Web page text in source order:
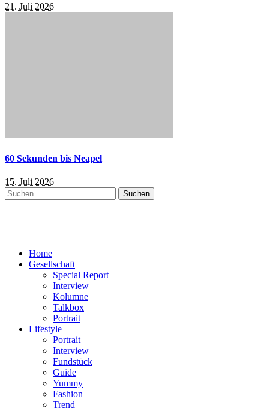
21. Juli 2026
60 Sekunden bis Neapel
15. Juli 2026
Suchen
nach:
Home
Gesellschaft
Special Report
Interview
Kolumne
Talkbox
Portrait
Lifestyle
Portrait
Interview
Fundstück
Guide
Yummy
Fashion
Trend